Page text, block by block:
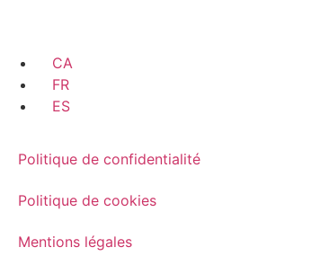
CA
FR
ES
Politique de confidentialité
Politique de cookies
Mentions légales